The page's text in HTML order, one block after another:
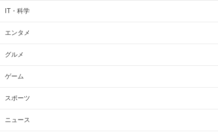
IT・科学
エンタメ
グルメ
ゲーム
スポーツ
ニュース